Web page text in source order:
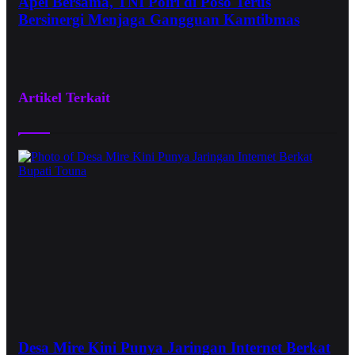
Bersinergi Menjaga Gangguan Kamtibmas
Artikel Terkait
Desa Mire Kini Punya Jaringan Internet Berkat